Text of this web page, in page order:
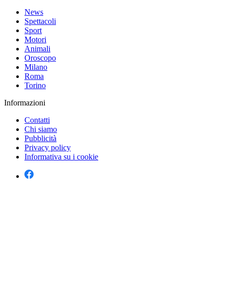
News
Spettacoli
Sport
Motori
Animali
Oroscopo
Milano
Roma
Torino
Informazioni
Contatti
Chi siamo
Pubblicità
Privacy policy
Informativa su i cookie